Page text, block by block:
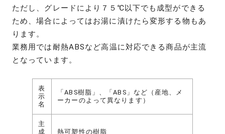
ただし、グレードにより７５℃以下でも成型ができる
ため、場合によってはお湯に漬けたら変形する物もあ
ります。
業務用では耐熱ABSなど高温に対応できる商品が主流
となっています。
表
示
名
「ABS樹脂」、「ABS」など（産地、メ
ーカーのよって異なります）
主
成
熱可塑性の樹脂